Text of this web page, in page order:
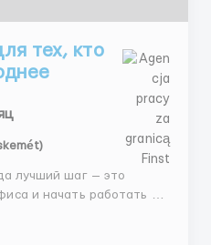
тех, кто
и начать работать на